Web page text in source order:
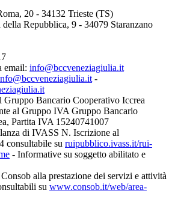
20 - 34132 Trieste (TS)
Repubblica, 9 - 34079 Staranzano
email: info@bccveneziagiulia.it
-
Gruppo Bancario Cooperativo Iccrea
al Gruppo IVA Gruppo Bancario
Partita IVA 15240741007
di IVASS N. Iscrizione al
consultabile su ruipubblico.ivass.it/rui-
- Informative su soggetto abilitato e
alla prestazione dei servizi e attività
su www.consob.it/web/area-